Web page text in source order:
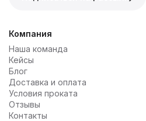
Компания
Наша команда
Кейсы
Блог
Доставка и оплата
Условия проката
Отзывы
Контакты